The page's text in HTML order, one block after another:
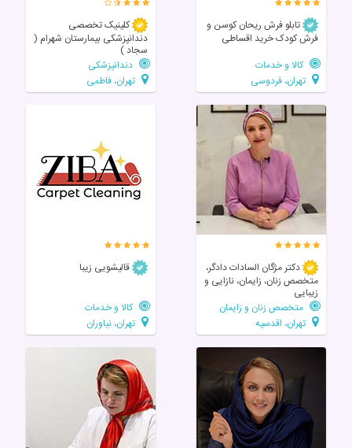
تابلو فرش ریحان کوسن و
فرش کودک خرید اقساطی
کالا و خدمات
تهران، فردوسی
کلینیک تخصصی
دندانپزشکی بیمارستان شهرام (
سجاد )
دندانپزشکی
تهران، فاطمی
دکتر مژگان السادات دادگر،
متخصص زنان، زایمان، نازایی و
زیبایی
متخصص زنان و زایمان
تهران، اقدسیه
قالیشویی زیبا
کالا و خدمات
تهران، نیاوران